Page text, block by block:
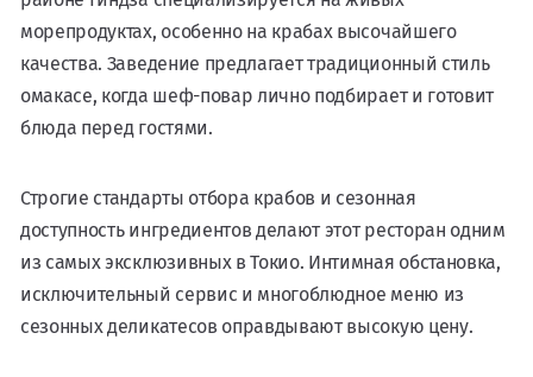
морепродуктах, особенно на крабах высочайшего
качества. Заведение предлагает традиционный стиль
омакасе, когда шеф-повар лично подбирает и готовит
блюда перед гостями.
Строгие стандарты отбора крабов и сезонная
доступность ингредиентов делают этот ресторан одним
из самых эксклюзивных в Токио. Интимная обстановка,
исключительный сервис и многоблюдное меню из
сезонных деликатесов оправдывают высокую цену.